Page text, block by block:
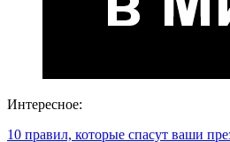
Интересное:
10 правил, которые спасут ваши